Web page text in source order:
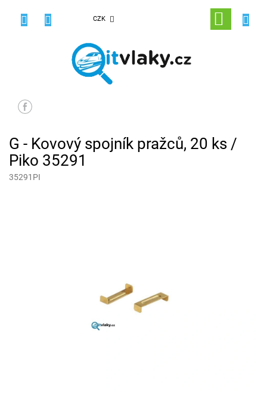
CZK
NÁKUPNÍ
KOŠÍK
G - Kovový spojník pražců, 20 ks /
Piko 35291
35291PI